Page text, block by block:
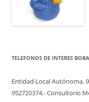
TELEFONOS DE INTERES
Entidad Local Autónoma.
952720374.- Consultorio